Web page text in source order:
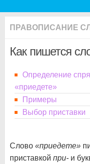
ПРАВОПИСАНИЕ
Как пишется
Определение
«приедете»
Примеры
Выбор приставки
Слово «приедете»
приставкой при- и